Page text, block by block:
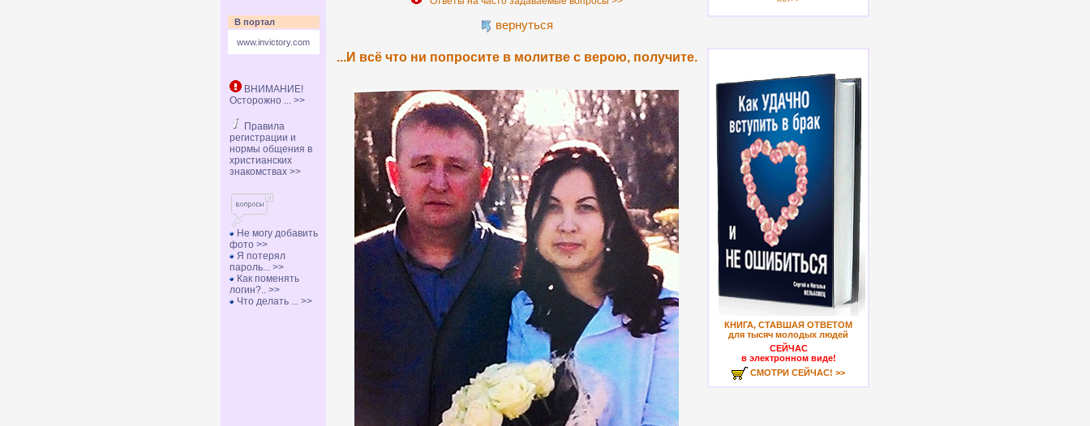
В портал
www.invictory.com
ВНИМАНИЕ!
Осторожно ... >>
Правила
регистрации и
нормы общения в
христианских
знакомствах >>
Не могу добавить
фото >>
Я потерял
пароль... >>
Как поменять
логин?.. >>
Что делать ... >>
вернуться
...И всё что ни попросите в молитве с верою, получите.
КНИГА, СТАВШАЯ ОТВЕТОМ
для тысяч молодых людей
СЕЙЧАС
в электронном виде!
СМОТРИ СЕЙЧАС! >>